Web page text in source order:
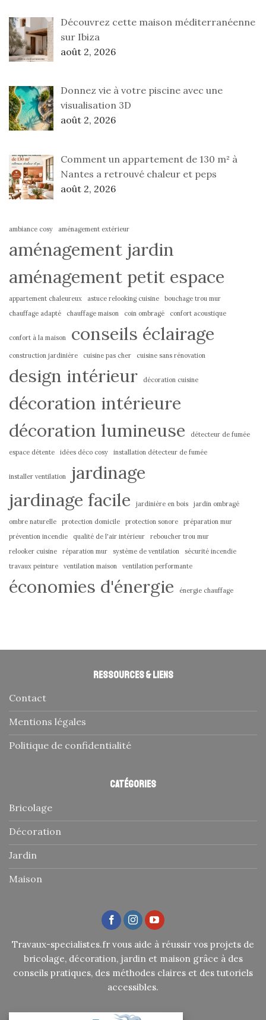
Découvrez cette maison méditerranéenne
sur Ibiza
août 2, 2026
Donnez vie à votre piscine avec une
visualisation 3D
août 2, 2026
Comment un appartement de 130 m² à
Nantes a retrouvé chaleur et peps
août 2, 2026
ambiance cosy aménagement extérieur
aménagement jardin
aménagement petit espace
appartement chaleureux astuce relooking cuisine
bouchage trou mur
chauffage adapté
chauffage maison coin ombragé confort acoustique
confort à la maison conseils éclairage
construction jardinière cuisine pas cher cuisine sans rénovation
design intérieur décoration cuisine
décoration intérieure
décoration lumineuse
détecteur de fumée
espace détente idées déco cosy installation détecteur de fumée
installer ventilation
jardinage
jardinage facile
jardinière en bois jardin ombragé
ombre naturelle protection domicile protection sonore
préparation mur
prévention incendie
qualité de l'air intérieur
reboucher trou mur
relooker cuisine
réparation mur système de ventilation
sécurité incendie
travaux peinture
ventilation maison ventilation performante
économies d'énergie énergie chauffage
Ressources & liens
Contact
Mentions légales
Politique de confidentialité
Catégories
Bricolage
Décoration
Jardin
Maison
Travaux-specialistes.fr vous aide à réussir vos projets de
bricolage, décoration, jardin et maison grâce à des
conseils pratiques, des méthodes claires et des tutoriels
accessibles.